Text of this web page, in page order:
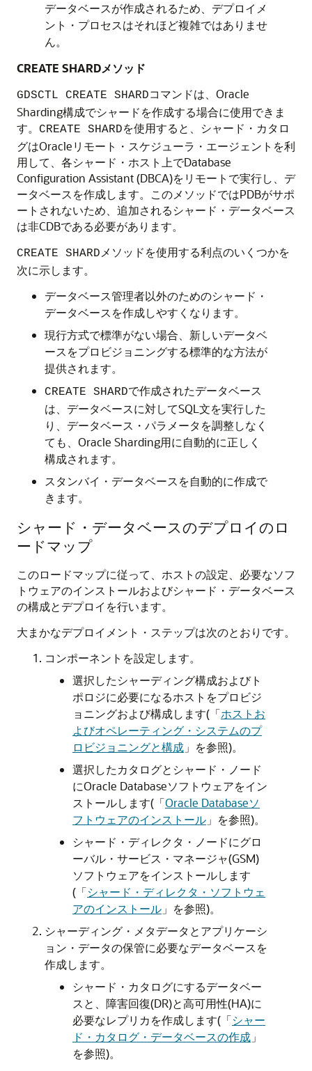
データベースが作成されるため、デプロイメ
ント・プロセスはそれほど複雑ではありませ
ん。
CREATE SHARDメソッド
GDSCTL CREATE SHARDコマンドは、Oracle
Sharding構成でシャードを作成する場合に使用できま
す。
CREATE SHARDを使用すると、シャード・カタロ
グはOracleリモート・スケジューラ・エージェントを利
用して、各シャード・ホスト上でDatabase
Configuration Assistant (DBCA)をリモートで実行し、デ
ータベースを作成します。このメソッドではPDBがサポ
ートされないため、追加されるシャード・データベース
は非CDBである必要があります。
CREATE SHARD メソッドを使用する利点のいくつかを
次に示します。
データベース管理者以外のためのシャード・
データベースを作成しやすくなります。
現行方式で標準がない場合、新しいデータベ
ースをプロビジョニングする標準的な方法が
提供されます。
CREATE SHARDで作成されたデータベース
は、データベースに対してSQL文を実行した
り、データベース・パラメータを調整しなく
ても、Oracle Sharding用に自動的に正しく
構成されます。
スタンバイ・データベースを自動的に作成で
きます。
シャード・データベースのデプロイのロ
ードマップ
このロードマップに従って、ホストの設定、必要なソフ
トウェアのインストールおよびシャード・データベース
の構成とデプロイを行います。
大まかなデプロイメント・ステップは次のとおりです。
コンポーネントを設定します。
選択したシャーディング構成およびト
ポロジに必要になるホストをプロビジ
ョニングおよび構成します(「ホストお
よびオペレーティング・システムのプ
ロビジョニングと構成 」を参照)。
選択したカタログとシャード・ノード
にOracle Databaseソフトウェアをイン
ストールします(「Oracle Databaseソ
フトウェアのインストール 」を参照)。
シャード・ディレクタ・ノードにグロ
ーバル・サービス・マネージャ(GSM)
ソフトウェアをインストールします
(「シャード・ディレクタ・ソフトウェ
アのインストール 」を参照)。
シャーディング・メタデータとアプリケーシ
ョン・データの保管に必要なデータベースを
作成します。
シャード・カタログにするデータベー
スと、障害回復(DR)と高可用性(HA)に
必要なレプリカを作成します(「シャー
ド・カタログ・データベースの作成 」
を参照)。